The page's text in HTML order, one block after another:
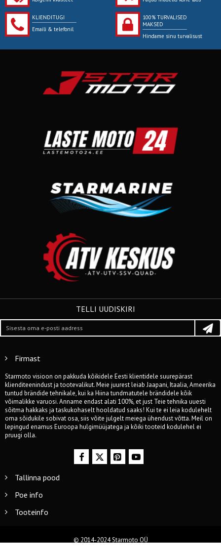
KLIENDITUGI
Emaili & telefonil
100% TURVALISED
MAKSED
Hindame sinu turvalisust
TELLI UUDISKIRI
Firmast
Starmoto visioon on pakkuda kõikidele Eesti klientidele suurepärast
klienditeenindust ja tootevalikut. Meie juurest leiab Jaapani, Itaalia, Ameerika
tuntud brändide tehnikale, kui ka Hiina tundmatutele brändidele kõik
võimalikke varuosi. Anname endast alati 100%, et just Teie tehnika uuesti
sõitma hakkaks ja taskukohaselt hooldatud saaks! Kui te ei leia kodulehelt
oma sõidukile sobivat osa, siis võite julgelt meiega ühendust võtta. Meil on
lepingud enamus Euroopa hulgimüüjatega ja kõiki tooteid kodulehel ei
pruugi olla.
Tallinna pood
Poe info
Tooteinfo
© 2014-2024 Starmoto OÜ